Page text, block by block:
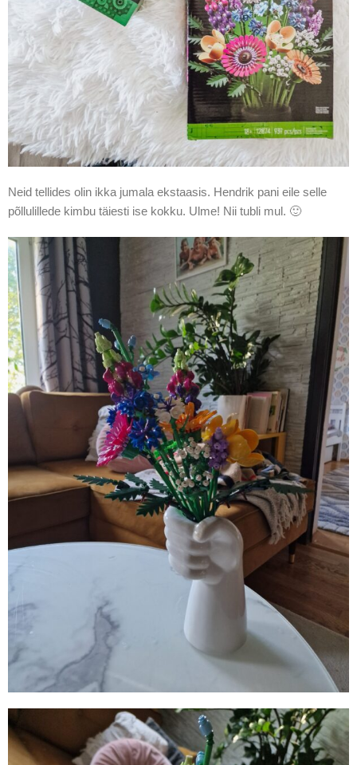
Neid tellides olin ikka jumala ekstaasis. Hendrik pani eile selle
põllulillede kimbu täiesti ise kokku. Ulme! Nii tubli mul. 🙂